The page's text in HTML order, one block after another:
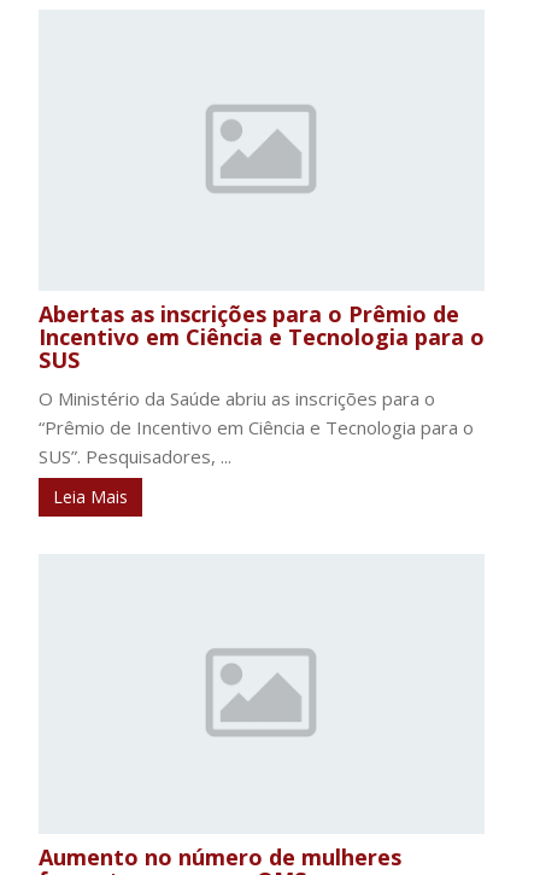
Abertas as inscrições para o Prêmio de
Incentivo em Ciência e Tecnologia para o
SUS
O Ministério da Saúde abriu as inscrições para o
“Prêmio de Incentivo em Ciência e Tecnologia para o
SUS”. Pesquisadores, ...
Leia Mais
Aumento no número de mulheres